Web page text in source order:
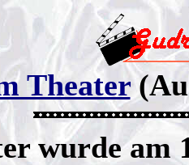
Theater
wurde am